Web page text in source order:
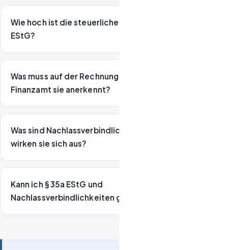
Wie hoch ist die steuerliche Ersparnis nach § 35a
EStG?
Was muss auf der Rechnung stehen, damit das
Finanzamt sie anerkennt?
Was sind Nachlassverbindlichkeiten und wie
wirken sie sich aus?
Kann ich § 35a EStG und
Nachlassverbindlichkeiten gleichzeitig nutzen?